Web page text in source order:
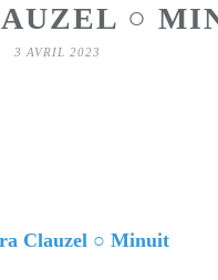
○
3 AVRIL 2023